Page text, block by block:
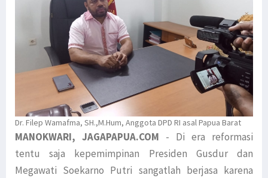
Dr. Filep Wamafma, SH.,M.Hum, Anggota DPD RI asal Papua Barat
MANOKWARI, JAGAPAPUA.COM - Di era reformasi
tentu saja kepemimpinan Presiden Gusdur dan
Megawati Soekarno Putri sangatlah berjasa karena